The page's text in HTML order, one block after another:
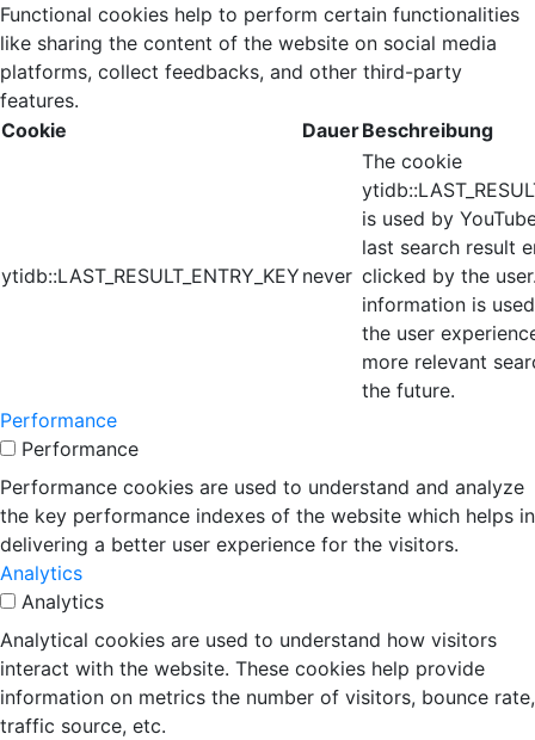
Functional cookies help to perform certain functionalities
like sharing the content of the website on social media
platforms, collect feedbacks, and other third-party
features.
Cookie
DauerBeschreibung
ytidb::LAST_RESULT_ENTRY_KEY never
The cookie
is used by
last search result
clicked by the
information is
the user
more relevant
the future.
Performance
Performance
Performance cookies are used to understand and analyze
the key performance indexes of the website which helps in
delivering a better user experience for the visitors.
Analytics
Analytics
Analytical cookies are used to understand how visitors
interact with the website. These cookies help provide
information on metrics the number of visitors, bounce rate,
traffic source, etc.